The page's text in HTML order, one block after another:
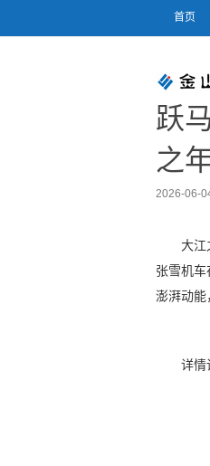
首页
跃
之
2026-06-
大江
张雪机
澎湃动能
详情